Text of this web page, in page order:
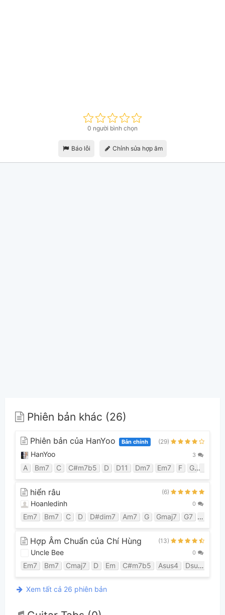
0 người bình chọn
Báo lỗi Chỉnh sửa hợp âm
Phiên bản khác (26)
Phiên bản của HanYoo Bản chính (29)
HanYoo 3
A Bm7 C C#m7b5 D D11 Dm7 Em7 F G
hiển râu (6)
Hoanledinh 0
Em7 Bm7 C D D#dim7 Am7 G Gmaj7 G7 Fmaj7
Hợp Âm Chuẩn của Chí Hùng (13)
Uncle Bee 0
Em7 Bm7 Cmaj7 D Em C#m7b5 Asus4 Dsus4
Xem tất cả 26 phiên bản